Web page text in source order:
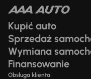
Kupić auto
Sprzedaż
Wymiana
Finansowanie
Obsługa klienta